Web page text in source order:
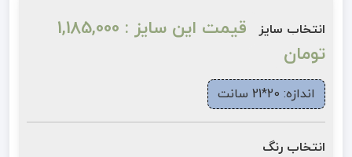
انتخاب سایز
قیمت این سایز : 1,185,000
تومان
اندازه: 20*21 سانت
انتخاب رنگ